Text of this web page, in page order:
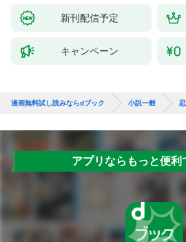
新刊配信予定
キャンペーン
漫画無料試し読みならdブック 小説一般
アプリならもっと便利